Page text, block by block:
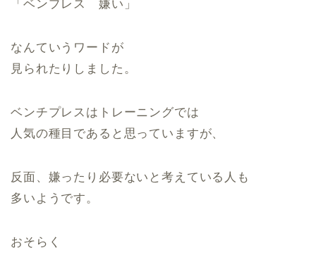
「ベンプレス 嫌い」
なんていうワードが
見られたりしました。
ベンチプレスはトレーニングでは
人気の種目であると思っていますが、
反面、嫌ったり必要ないと考えている人も
多いようです。
おそらく